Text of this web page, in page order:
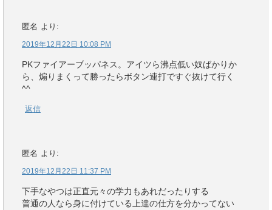
匿名 より:
2019年12月22日 10:08 PM
PKファイアーブッパネス。アイツら沸点低い奴ばかりか
ら、煽りまくって勝ったらボタン連打ですぐ抜けて行く
^^
返信
匿名 より:
2019年12月22日 11:37 PM
下手なやつは正直元々の学力もあれだったりする
普通の人なら身に付けている上達の仕方を分かってない